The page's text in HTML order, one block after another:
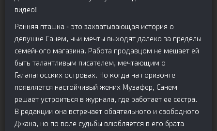
видео!
Ранняя пташка - это захватывающая история о
девушке Санем, чьи мечты выходят далеко за пределы
семейного магазина. Работа продавцом не мешает ей
быть талантливым писателем, мечтающим о
Галапагосских островах. Но когда на горизонте
появляется настойчивый жених Музафер, Санем
решает устроиться в журнала, где работает ее сестра.
В редакции она встречает обаятельного и свободного
Джана, но по воле судьбы влюбляется в его брата